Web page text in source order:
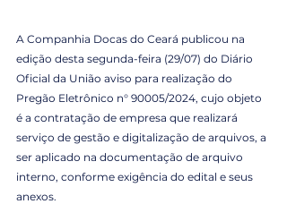
A Companhia Docas do Ceará publicou na
edição desta segunda-feira (29/07) do Diário
Oficial da União aviso para realização do
Pregão Eletrônico n° 90005/2024, cujo objeto
é a contratação de empresa que realizará
serviço de gestão e digitalização de arquivos, a
ser aplicado na documentação de arquivo
interno, conforme exigência do edital e seus
anexos.